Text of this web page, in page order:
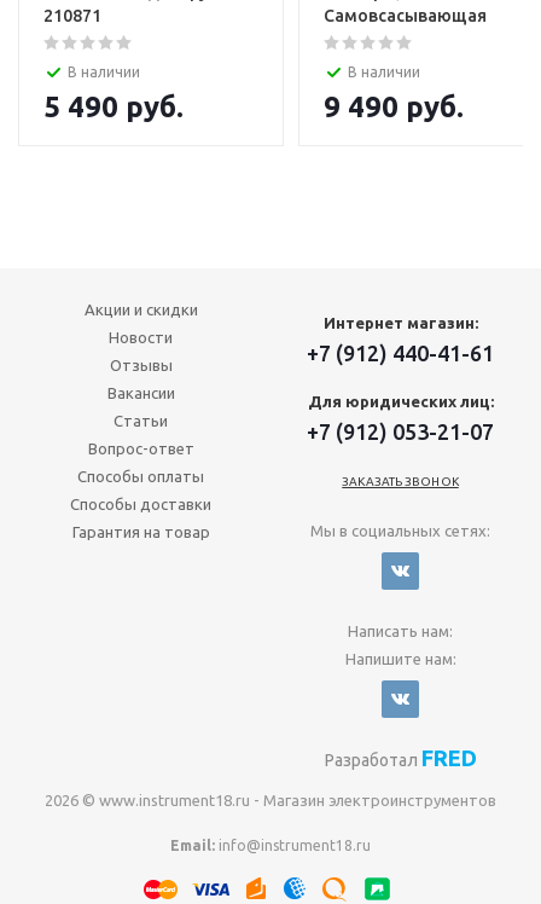
210871
В наличии
5 490 руб.
Самовсасывающая
В наличии
9 490 руб.
Акции и скидки
Новости
Отзывы
Вакансии
Статьи
Вопрос-ответ
Способы оплаты
Способы доставки
Гарантия на товар
Интернет магазин:
+7 (912) 440-41-61
Для юридических лиц:
+7 (912) 053-21-07
ЗАКАЗАТЬ ЗВОНОК
Мы в социальных сетях:
Написать нам:
Напишите нам:
Разработал FRED
2026 © www.instrument18.ru - Магазин электроинструментов
Email: info@instrument18.ru